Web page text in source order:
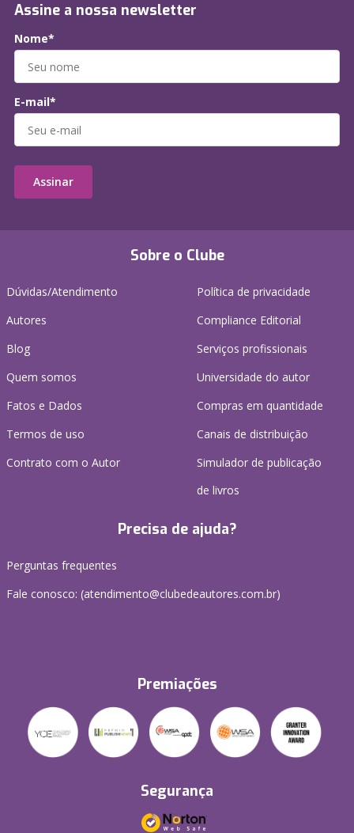
Sobre o Clube
Dúvidas/Atendimento
Autores
Blog
Quem somos
Fatos e Dados
Termos de uso
Contrato com o Autor
Política de privacidade
Compliance Editorial
Serviços profissionais
Universidade do autor
Compras em quantidade
Canais de distribuição
Simulador de publicação
de livros
Precisa de ajuda?
Perguntas frequentes
Fale conosco: (atendimento@clubedeautores.com.br)
Premiações
Segurança
Assine a nossa newsletter
Nome*
E-mail*
Assinar